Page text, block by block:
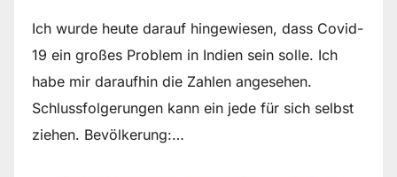
Ich wurde heute darauf hingewiesen, dass Covid-
19 ein großes Problem in Indien sein solle. Ich
habe mir daraufhin die Zahlen angesehen.
Schlussfolgerungen kann ein jede für sich selbst
ziehen. Bevölkerung:…